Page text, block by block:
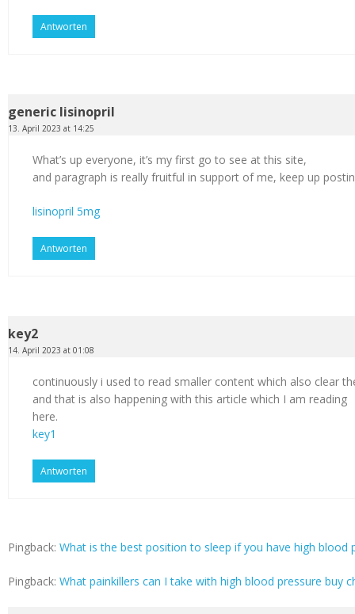
Antworten
generic lisinopril
13. April 2023 at 14:25
What’s up everyone, it’s my first go to see at this site,
and paragraph is really fruitful in support of me, keep up
lisinopril 5mg
Antworten
key2
14. April 2023 at 01:08
continuously i used to read smaller content which also clear
and that is also happening with this article which I am reading
here.
key1
Antworten
Pingback: What is the best position to sleep if you have high blood
Pingback: What painkillers can I take with high blood pressure buy